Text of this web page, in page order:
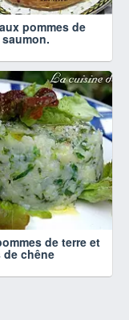
pommes de
de terre et
chêne